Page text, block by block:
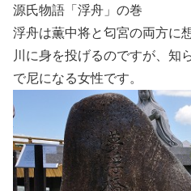
源氏物語「浮舟」の巻
浮舟は薫中将と匂宮の両方に
川に身を投げるのですが、知
で尼になる女性です。